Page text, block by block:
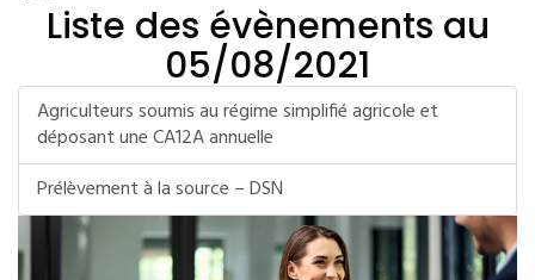
Liste des évènements au
05/08/2021
Agriculteurs soumis au régime simplifié agricole et
déposant une CA12A annuelle
Prélèvement à la source – DSN